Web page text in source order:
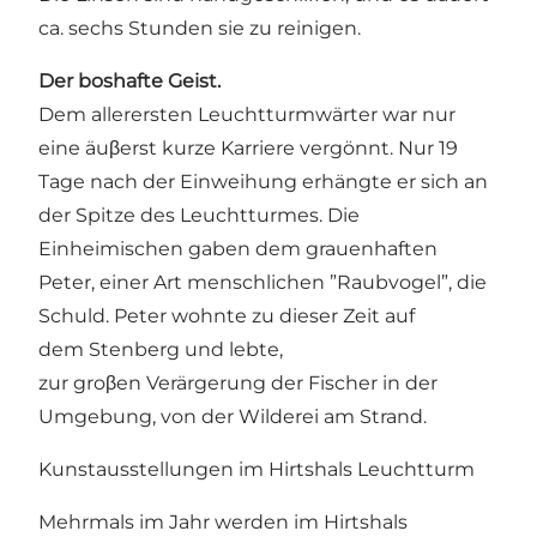
ca. sechs Stunden sie zu reinigen.
Der boshafte Geist.
Dem allerersten Leuchtturmwärter war nur
eine äuβerst kurze Karriere vergönnt. Nur 19
Tage nach der Einweihung erhängte er sich an
der Spitze des Leuchtturmes. Die
Einheimischen gaben dem grauenhaften
Peter, einer Art menschlichen ”Raubvogel”, die
Schuld. Peter wohnte zu dieser Zeit auf
dem Stenberg und lebte,
zur groβen Verärgerung der Fischer in der
Umgebung, von der Wilderei am Strand.
Kunstausstellungen im Hirtshals Leuchtturm
Mehrmals im Jahr werden im Hirtshals